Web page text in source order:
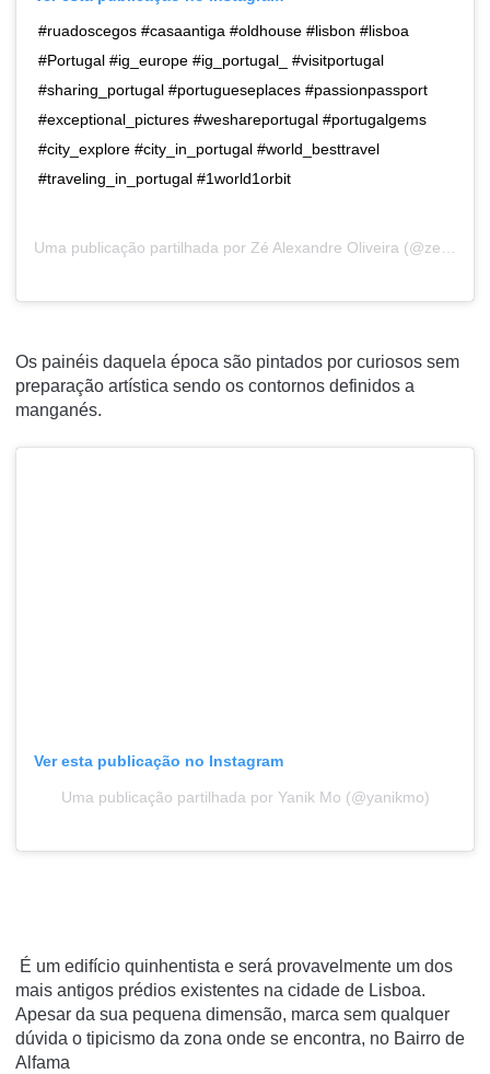
#ruadoscegos #casaantiga #oldhouse #lisbon #lisboa
#Portugal #ig_europe #ig_portugal_ #visitportugal
#sharing_portugal #portugueseplaces #passionpassport
#exceptional_pictures #weshareportugal #portugalgems
#city_explore #city_in_portugal #world_besttravel
#traveling_in_portugal #1world1orbit
Uma publicação partilhada por Zé Alexandre Oliveira (@zelxandre) a24 de Out, 2017 às 1:34 PDT
Os painéis daquela época são pintados por curiosos sem
preparação artística sendo os contornos definidos a
manganés.
Ver esta publicação no Instagram
Uma publicação partilhada por Yanik Mo (@yanikmo)
É um edifício quinhentista e será provavelmente um dos
mais antigos prédios existentes na cidade de Lisboa.
Apesar da sua pequena dimensão, marca sem qualquer
dúvida o tipicismo da zona onde se encontra, no Bairro de
Alfama